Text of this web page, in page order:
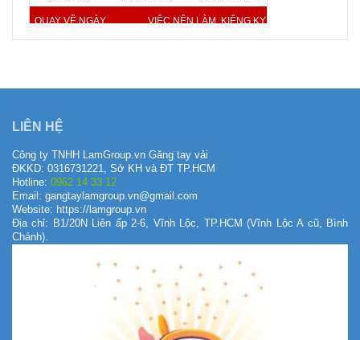
QUAY VỀ NGÀY
VIỆC NÊN LÀM, KIÊNG KỴ
LIÊN HỆ
Công ty TNHH LamGroup.vn Găng tay vải
ĐKKD: 0316731221, Sở KH và ĐT TP.HCM
Hotline: 0962 14 33 12
Email: gangtaylamgroup.vn@gmail.com
Website: https://lamgroup.vn
Địa chỉ: B1/20N Liên ấp 2-6, Vĩnh Lộc, TP.HCM (Vĩnh Lộc A cũ, Bình
Chánh).